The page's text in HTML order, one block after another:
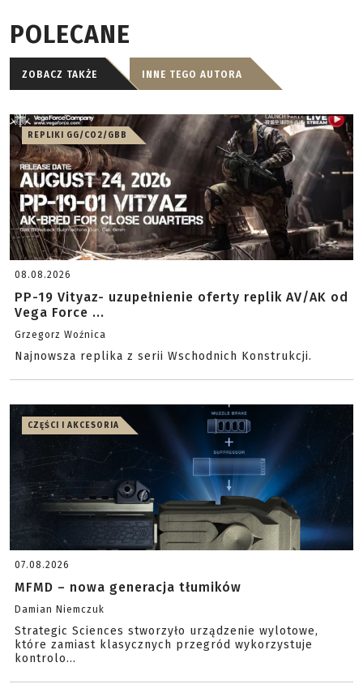
POLECANE
ZOBACZ TAKŻE INNE TEGO AUTORA
REPLIKI GG/CO2/GBB
08.08.2026
PP-19 Vityaz- uzupełnienie oferty replik AV/AK od
Vega Force ...
Grzegorz Woźnica
Najnowsza replika z serii Wschodnich Konstrukcji.
CZĘŚCI I AKCESORIA
07.08.2026
MFMD – nowa generacja tłumików
Damian Niemczuk
Strategic Sciences stworzyło urządzenie wylotowe,
które zamiast klasycznych przegród wykorzystuje
kontrolo...